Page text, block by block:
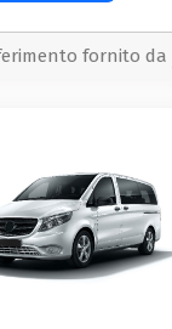
fornito da